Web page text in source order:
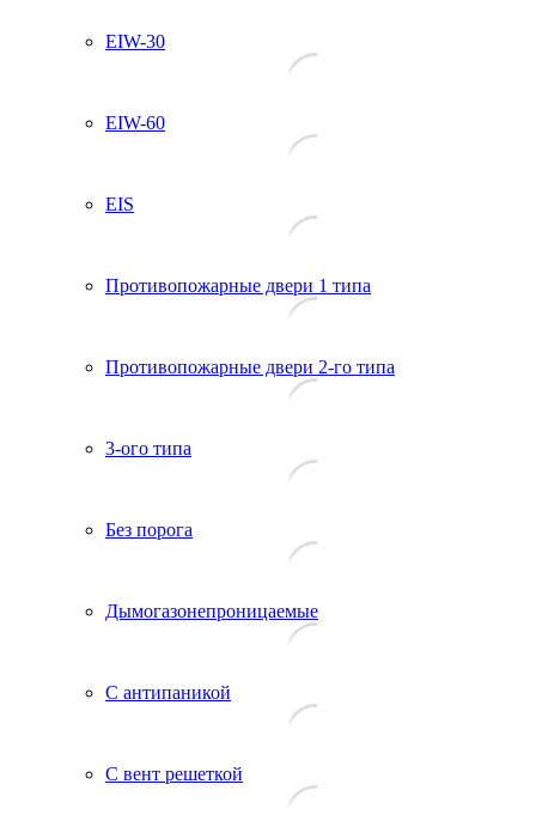
EIW-30
EIW-60
EIS
Противопожарные двери 1 типа
Противопожарные двери 2-го типа
3-ого типа
Без порога
Дымогазонепроницаемые
С антипаникой
С вент решеткой